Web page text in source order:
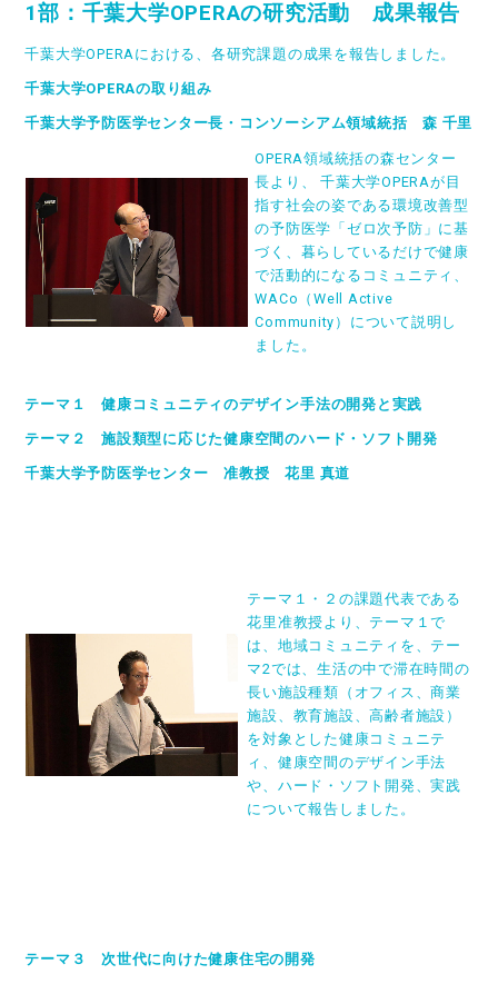
1部：千葉大学OPERAの研究活動 成果報告
千葉大学OPERAにおける、各研究課題の成果を報告しました。
千葉大学OPERAの取り組み
千葉大学予防医学センター長・コンソーシアム領域統括 森 千里
OPERA領域統括の森センター
長より、 千葉大学OPERAが目
指す社会の姿である環境改善型
の予防医学「ゼロ次予防」に基
づく、暮らしているだけで健康
で活動的になるコミュニティ、
WACo（Well Active
Community）について説明し
ました。
テーマ１ 健康コミュニティのデザイン手法の開発と実践
テーマ２ 施設類型に応じた健康空間のハード・ソフト開発
千葉大学予防医学センター 准教授 花里 真道
テーマ１・２の課題代表である
花里准教授より、テーマ１で
は、地域コミュニティを、テー
マ2では、生活の中で滞在時間の
長い施設種類（オフィス、商業
施設、教育施設、高齢者施設）
を対象とした健康コミュニテ
ィ、健康空間のデザイン手法
や、ハード・ソフト開発、実践
について報告しました。
テーマ３ 次世代に向けた健康住宅の開発